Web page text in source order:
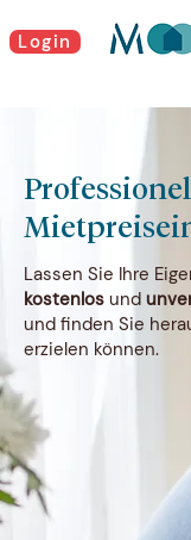
Login
Lassen Sie Ihre
kostenlos und
und finden Sie
erzielen können.